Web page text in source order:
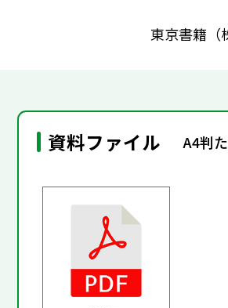
東京書籍
資料ファイル A4判